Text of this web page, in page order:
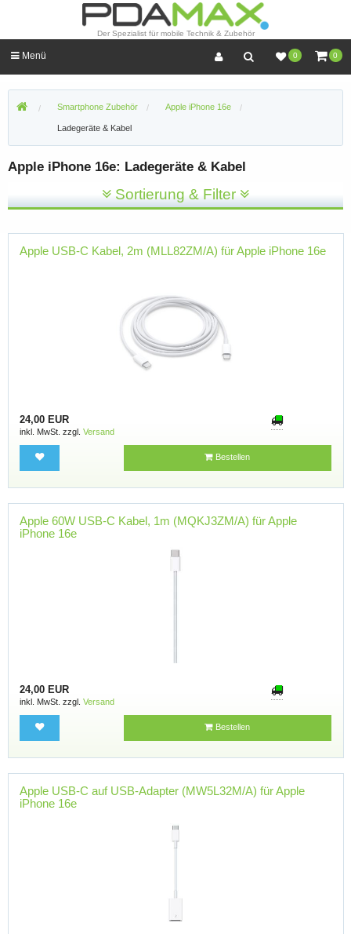
Der Spezialist für mobile Technik & Zubehör
0 0
Menü
Smartphone Zubehör Apple iPhone 16e
Ladegeräte & Kabel
Apple iPhone 16e: Ladegeräte & Kabel
Sortierung & Filter
Apple USB-C Kabel, 2m (MLL82ZM/A) für Apple iPhone 16e
24,00 EUR
inkl. MwSt. zzgl. Versand
Bestellen
Apple 60W USB-C Kabel, 1m (MQKJ3ZM/A) für Apple
iPhone 16e
24,00 EUR
inkl. MwSt. zzgl. Versand
Bestellen
Apple USB-C auf USB-Adapter (MW5L32M/A) für Apple
iPhone 16e